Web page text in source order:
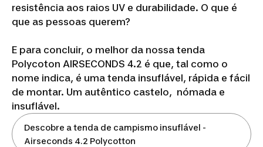
resistência aos raios UV e durabilidade. O que é
que as pessoas querem?
E para concluir, o melhor da nossa tenda
Polycoton AIRSECONDS 4.2 é que, tal como o
nome indica, é uma tenda insuflável, rápida e fácil
de montar. Um autêntico castelo, nómada e
insuflável.
Descobre a tenda de campismo insuflável -
Airseconds 4.2 Polycotton